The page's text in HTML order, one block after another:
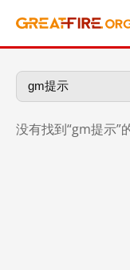
没有找到“gm提示”